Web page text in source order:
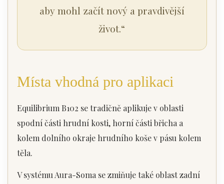
aby mohl začít nový a pravdivější
život.“
Místa vhodná pro aplikaci
Equilibrium B102 se tradičně aplikuje v oblasti
spodní části hrudní kosti, horní části břicha a
kolem dolního okraje hrudního koše v pásu kolem
těla.
V systému Aura-Soma se zmiňuje také oblast zadní